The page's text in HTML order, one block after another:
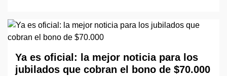
Ya es oficial: la mejor noticia para los
jubilados que cobran el bono de $70.000